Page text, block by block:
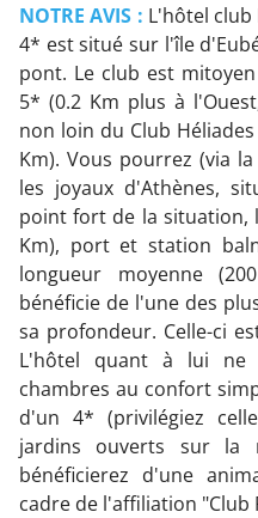
NOTRE AVIS : L'hôtel club
4* est situé sur l'île
pont. Le club est
5* (0.2 Km plus à
non loin du Club
Km). Vous pourrez (via
les joyaux d'Athènes,
point fort de la situation,
Km), port et station
longueur moyenne
bénéficie de l'une des
sa profondeur. Celle-ci
L'hôtel quant à lui ne
chambres au confort
d'un 4* (privilégiez
jardins ouverts sur la
bénéficierez d'une
cadre de l'affiliation "Club